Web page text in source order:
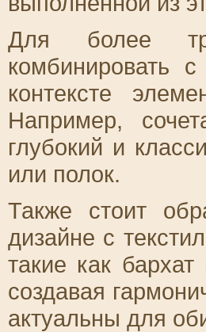
Для более
комбинировать
контексте
Например,
глубокий и
или полок.
Также стоит
дизайне с
такие как
создавая
актуальны для